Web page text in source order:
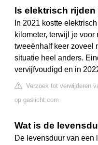
Is elektrisch rijden
In 2021 kostte
kilometer, terwijl je
tweeënhalf keer zoveel
situatie heel anders.
vervijfvoudigd en in
Verzoek tot verwijderen
op gaslicht.com
Wat is de
De levensduur van een